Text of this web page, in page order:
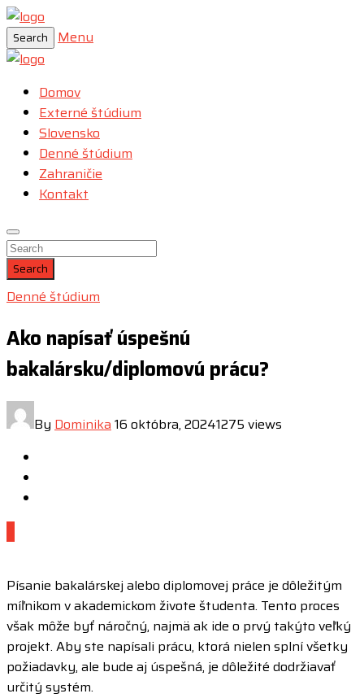
Search Menu
Domov
Externé štúdium
Slovensko
Denné štúdium
Zahraničie
Kontakt
Search
Denné štúdium
Ako napísať úspešnú
bakalársku/diplomovú prácu?
By Dominika 16 októbra, 20241275 views
Písanie bakalárskej alebo diplomovej práce je dôležitým
míľnikom v akademickom živote študenta. Tento proces
však môže byť náročný, najmä ak ide o prvý takýto veľký
projekt. Aby ste napísali prácu, ktorá nielen splní všetky
požiadavky, ale bude aj úspešná, je dôležité dodržiavať
určitý systém.